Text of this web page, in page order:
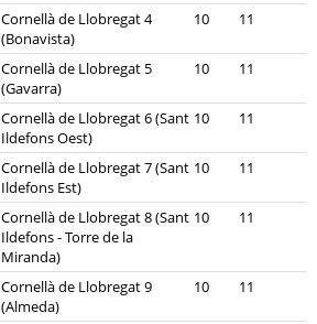
Cornellà de Llobregat 4
(Bonavista)
10 11
Cornellà de Llobregat 5
(Gavarra)
10 11
Cornellà de Llobregat 6 (Sant
Ildefons Oest)
10 11
Cornellà de Llobregat 7 (Sant
Ildefons Est)
10 11
Cornellà de Llobregat 8 (Sant
Ildefons - Torre de la
Miranda)
10 11
Cornellà de Llobregat 9
(Almeda)
10 11